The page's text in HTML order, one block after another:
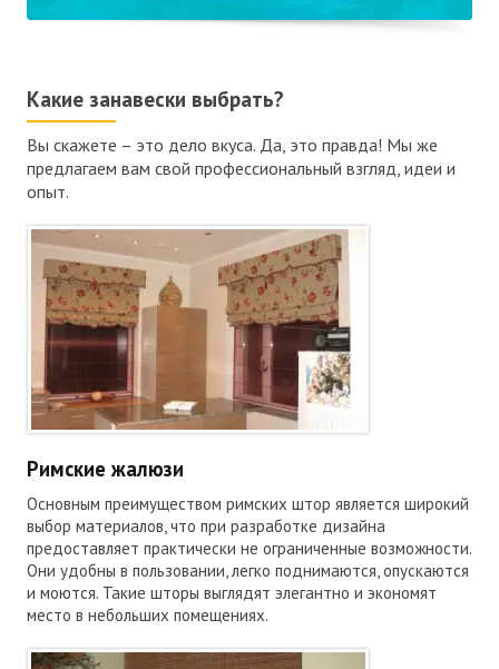
Какие занавески выбрать?
Вы скажете – это дело вкуса. Да, это правда! Мы же
предлагаем вам свой профессиональный взгляд, идеи и
опыт.
Римские жалюзи
Основным преимуществом римских штор является широкий
выбор материалов, что при разработке дизайна
предоставляет практически не ограниченные возможности.
Они удобны в пользовании, легко поднимаются, опускаются
и моются. Такие шторы выглядят элегантно и экономят
место в небольших помещениях.